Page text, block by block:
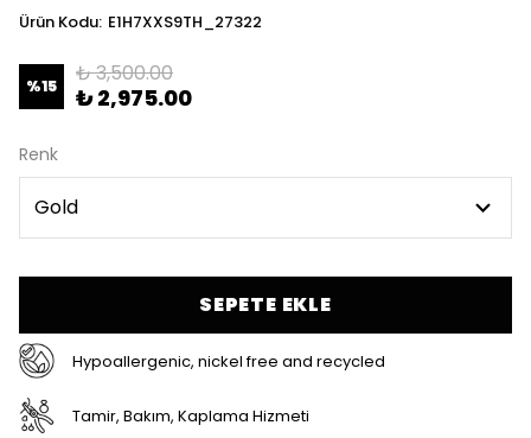
Ürün Kodu: E1H7XXS9TH_27322
%15 ₺ 3,500.00
₺ 2,975.00
Renk
SEPETE EKLE
Hypoallergenic, nickel free and recycled
Tamir, Bakım, Kaplama Hizmeti